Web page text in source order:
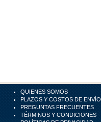
QUIENES SOMOS
PLAZOS Y COSTOS DE ENVÍO
PREGUNTAS FRECUENTES
TÉRMINOS Y CONDICIONES